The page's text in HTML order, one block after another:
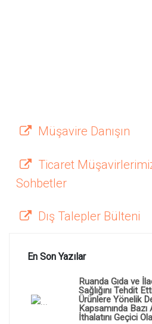
Müşavire Danışın
Ticaret
Sohbetler
Dış Talepler Bülteni
En Son Yazılar
Ruanda Gıda ve
Sağlığını Tehdit
Ürünlere Yönelik
Kapsamında
İthalatını Geçici